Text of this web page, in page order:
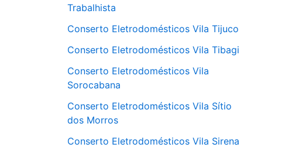
Trabalhista
Conserto Eletrodomésticos Vila Tijuco
Conserto Eletrodomésticos Vila Tibagi
Conserto Eletrodomésticos Vila
Sorocabana
Conserto Eletrodomésticos Vila Sítio
dos Morros
Conserto Eletrodomésticos Vila Sirena